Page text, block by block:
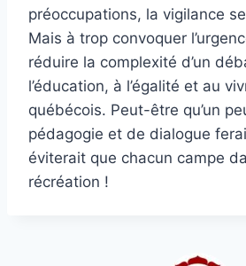
préoccupations, la vigilance
Mais à trop convoquer
réduire la complexité d’un
l’éducation, à l’égalité et au
québécois. Peut-être qu’un
pédagogie et de dialogue
éviterait que chacun campe
récréation !